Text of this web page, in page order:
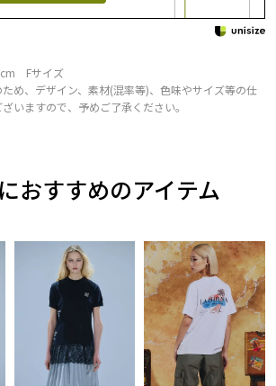
Fサイズ
め、デザイン、素材(混率等)、色味やサイズ等の仕
いますので、予めご了承ください。
おすすめのアイテム